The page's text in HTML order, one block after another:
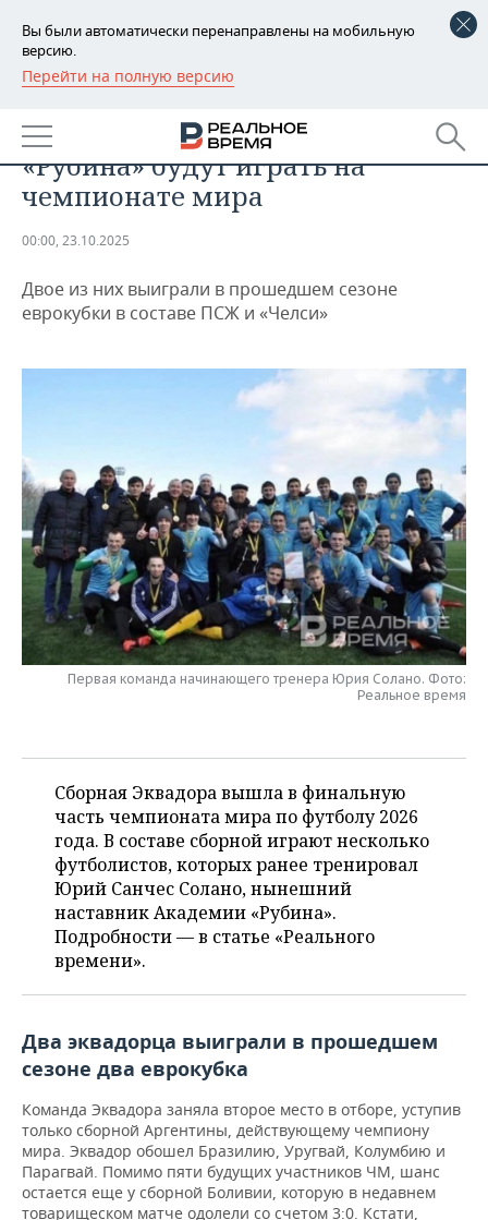
Вы были автоматически перенаправлены на мобильную
версию.
Перейти на полную версию
РЕГИОНЫ
БАШКОРТОСТАН
ТАТАРСТАН
НОВОСТИ
АНАЛИТИКА
ДЕКЛАРАЦИИ О ДОХОДАХ
КОРОЛИ ГОСЗАКАЗА ПФО
ТАТАРСТАНА
НОВОСТИ ЭКОНОМИКИ
ФИНАНСЫ
ИНВЕСТИЦИИ
ПРОМЫШЛЕННОСТЬ
НОВОСТИ
НЕФТЕХИМИЯ
НЕФТЬ
ОПК
ЭНЕРГЕТИКА
НЕДВИЖИМОСТЬ
НОВОСТИ НЕДВИЖИМОСТИ
НОВОСТИ БИЗНЕСА
РОЗНИЧНАЯ ТОРГОВЛЯ
ТРАНСПОРТ
УСЛУГИ
ТЕХНОЛОГИИ
НОВОСТИ ТЕХНОЛОГИЙ
IT
МЕДИА
ТЕЛЕКОММУНИКАЦИИ
МЕРОПРИЯТИЯ
НОВОСТИ МЕРОПРИЯТИЙ
ВЫЕЗДНАЯ РЕДАКЦИЯ
БИЗНЕС-БРАНЧИ
ОТКРЫТАЯ ЛЕКЦИЯ
СПОРТ
НОВОСТИ СПОРТА
ФУТБОЛ
БАСКЕТБОЛ
ВОЛЕЙБОЛ
КИБЕРСПОРТ
ФИГУРНОЕ КАТАНИЕ
ХОККЕЙ С МЯЧОМ
ОБЩЕСТВО
НОВОСТИ ОБЩЕСТВА
ИНФРАСТРУКТУРА
ИСТОРИЯ
КУЛЬТУРА
МЕДИЦИНА
ПРОИСШЕСТВИЯ
ФОТОГАЛЕРЕЯ
СПРАВОЧНИК
СПИСОК ПЕРСОН
СПИСОК КОМПАНИЙ
ПОЛНАЯ ВЕРСИЯ
Подопечные тренера Академии
«Рубина» будут играть на
чемпионате мира
00:00, 23.10.2025
Двое из них выиграли в прошедшем сезоне
еврокубки в составе ПСЖ и «Челси»
Первая команда начинающего тренера Юрия Солано. Фото:
Реальное время
Сборная Эквадора вышла в финальную
часть чемпионата мира по футболу 2026
года. В составе сборной играют несколько
футболистов, которых ранее тренировал
Юрий Санчес Солано, нынешний
наставник Академии «Рубина».
Подробности — в статье «Реального
времени».
Два эквадорца выиграли в прошедшем
сезоне два еврокубка
Команда Эквадора заняла второе место в отборе, уступив
только сборной Аргентины, действующему чемпиону
мира. Эквадор обошел Бразилию, Уругвай, Колумбию и
Парагвай. Помимо пяти будущих участников ЧМ, шанс
остается еще у сборной Боливии, которую в недавнем
товарищеском матче одолели со счетом 3:0. Кстати,